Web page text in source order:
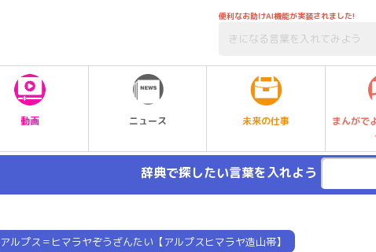
便利なお助けAI機能が実装されました!
動画 ニュース 未来の仕事
まんがで
辞典で探したい言葉を入れよう
アルプス＝ヒマラヤぞうざんたい【アルプスヒマラヤ造山帯】